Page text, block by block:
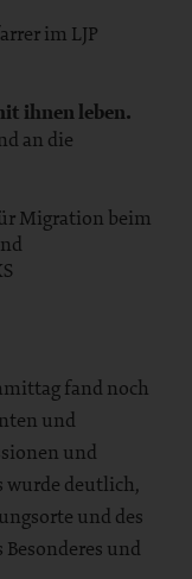
im LJP
ihnen leben.
an die
Migration beim
fand noch
und
und
wurde deutlich,
und des
und